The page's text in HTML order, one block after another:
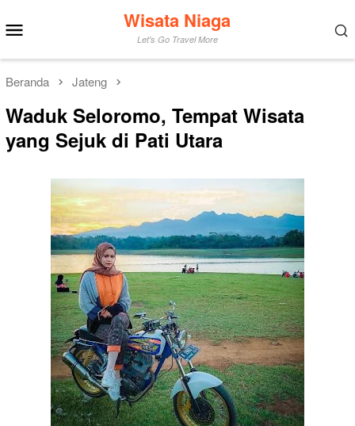
ke
Wisata Niaga
Let's Go Travel More
Beranda Jateng
Waduk Seloromo, Tempat Wisata
yang Sejuk di Pati Utara